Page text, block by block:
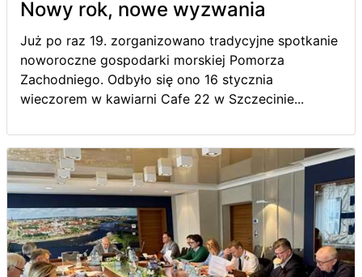
Nowy rok, nowe wyzwania
Już po raz 19. zorganizowano tradycyjne spotkanie
noworoczne gospodarki morskiej Pomorza
Zachodniego. Odbyło się ono 16 stycznia
wieczorem w kawiarni Cafe 22 w Szczecinie...